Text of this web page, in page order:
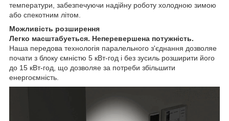
температури, забезпечуючи надійну роботу холодною зимою
або спекотним літом.
Можливість розширення
Легко масштабуеться. Неперевершена потужність.
Наша передова технологія паралельного з'єднання дозволяе
почати з блоку ємністю 5 кВт-год і без зусиль розширити його
до 15 кВт-год, що дозволяе за потреби збільшити
енергоємність.